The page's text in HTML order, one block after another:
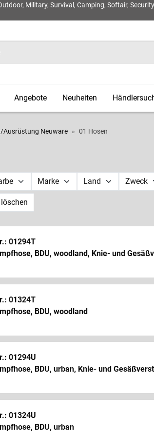
Military, Survival, Camping, Softair,
Angebote Neuheiten
Ausrüstung Neuware 01 Hosen
Marke Land Zweck
01294T
BDU, woodland, Knie- und
01324T
BDU, woodland
01294U
BDU, urban, Knie- und
01324U
BDU, urban